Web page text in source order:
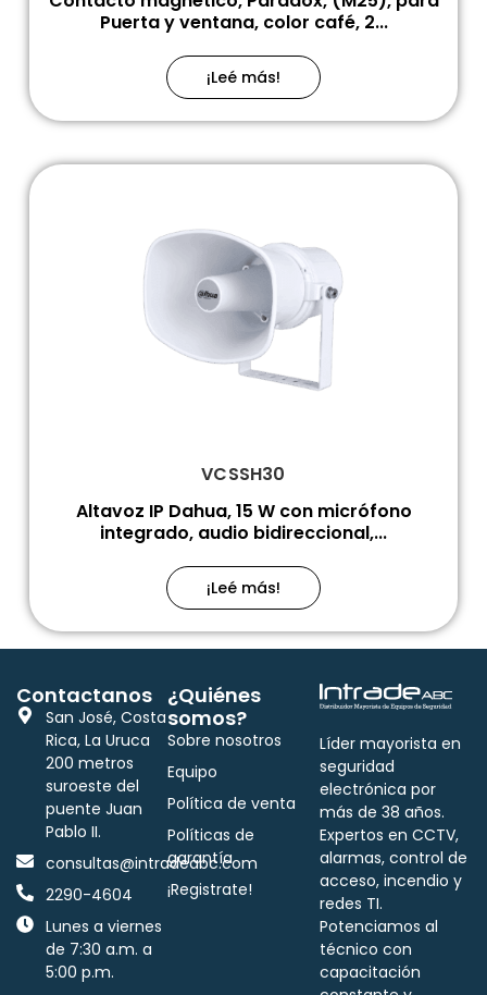
Puerta y ventana, color café, 2...
¡Leé más!
VCSSH30
Altavoz IP Dahua, 15 W con micrófono
integrado, audio bidireccional,...
¡Leé más!
Líder mayorista en
seguridad
electrónica por
más de 38 años.
Expertos en CCTV,
alarmas, control de
acceso, incendio y
redes TI.
Potenciamos al
técnico con
capacitación
¿Quiénes
somos?
Sobre nosotros
Equipo
Política de venta
Políticas de
garantía
¡Registrate!
Contactanos
San José, Costa
Rica, La Uruca
200 metros
suroeste del
puente Juan
Pablo II.
consultas@intradeabc.com
2290-4604
Lunes a viernes
de 7:30 a.m. a
5:00 p.m.